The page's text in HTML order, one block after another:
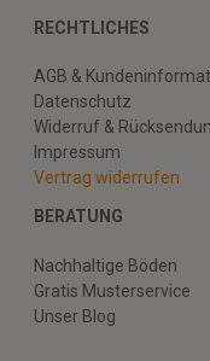
RECHTLICHES
AGB &
Datenschutz
Widerruf &
Impressum
Vertrag widerrufen
BERATUNG
Nachhaltige Böden
Gratis Musterservice
Unser Blog